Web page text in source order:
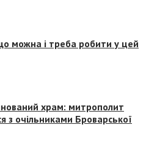
можна і треба робити у цей
храм: митрополит
з очільниками Броварської